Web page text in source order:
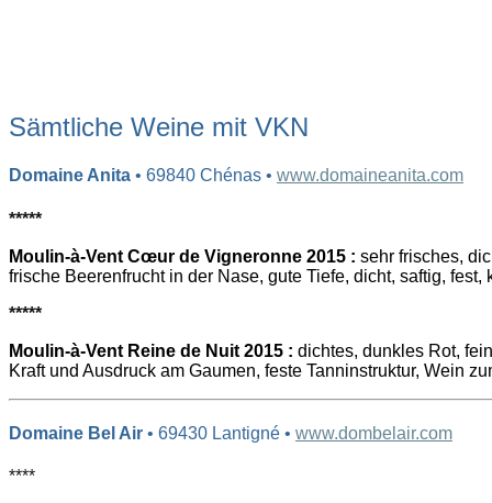
Sämtliche Weine mit VKN
Domaine Anita • 69840 Chénas • www.domaineanita.com
*****
Moulin-à-Vent Cœur de Vigneronne 2015 : sehr frisches,
frische Beerenfrucht in der Nase, gute Tiefe, dicht, saftig, fest,
*****
Moulin-à-Vent Reine de Nuit 2015 : dichtes, dunkles Rot,
Kraft und Ausdruck am Gaumen, feste Tanninstruktur, Wein
Domaine Bel Air • 69430 Lantigné • www.dombelair.com
****